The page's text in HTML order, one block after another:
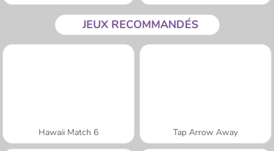
JEUX RECOMMANDÉS
Hawaii Match 6 Tap Arrow Away